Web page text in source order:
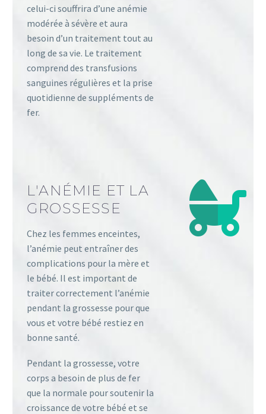
celui-ci souffrira d’une anémie
modérée à sévère et aura
besoin d’un traitement tout au
long de sa vie. Le traitement
comprend des transfusions
sanguines régulières et la prise
quotidienne de suppléments de
fer.
L'ANÉMIE ET LA
GROSSESSE
Chez les femmes enceintes,
l’anémie peut entraîner des
complications pour la mère et
le bébé. Il est important de
traiter correctement l’anémie
pendant la grossesse pour que
vous et votre bébé restiez en
bonne santé.
Pendant la grossesse, votre
corps a besoin de plus de fer
que la normale pour soutenir la
croissance de votre bébé et se